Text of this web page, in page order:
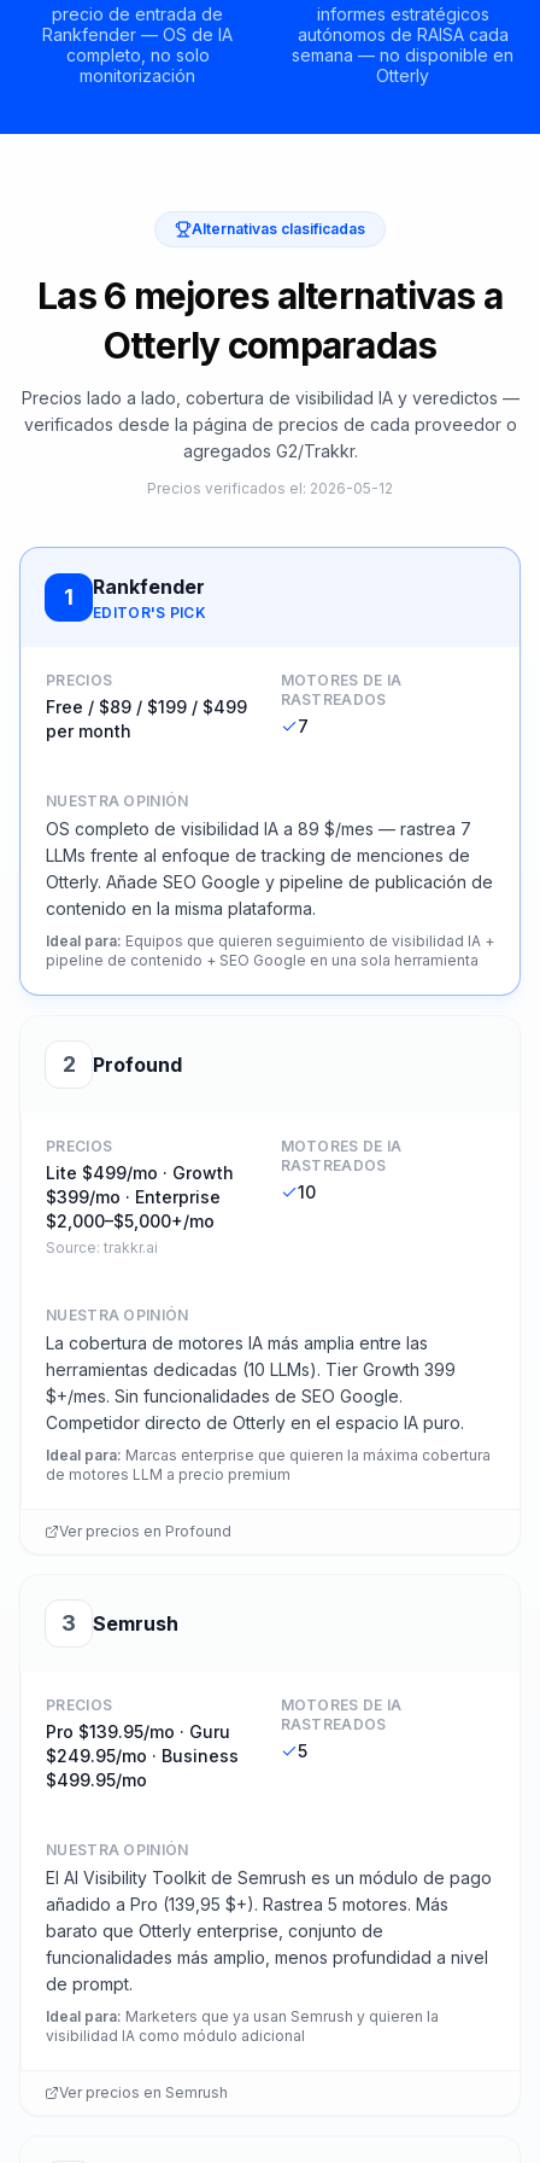
precio de entrada de
Rankfender — OS de IA
completo, no solo
monitorización
informes estratégicos
autónomos de RAISA cada
semana — no disponible en
Otterly
Alternativas clasificadas
Las 6 mejores alternativas a
Otterly comparadas
Precios lado a lado, cobertura de visibilidad IA y veredictos —
verificados desde la página de precios de cada proveedor o
agregados G2/Trakkr.
Precios verificados el: 2026-05-12
1 Rankfender
EDITOR'S PICK
PRECIOS
Free / $89 / $199 / $499
per month
MOTORES DE IA
RASTREADOS
7
NUESTRA OPINIÓN
OS completo de visibilidad IA a 89 $/mes — rastrea 7
LLMs frente al enfoque de tracking de menciones de
Otterly. Añade SEO Google y pipeline de publicación de
contenido en la misma plataforma.
Ideal para: Equipos que quieren seguimiento de visibilidad IA +
pipeline de contenido + SEO Google en una sola herramienta
2 Profound
PRECIOS
Lite $499/mo · Growth
$399/mo · Enterprise
$2,000–$5,000+/mo
Source: trakkr.ai
MOTORES DE IA
RASTREADOS
10
NUESTRA OPINIÓN
La cobertura de motores IA más amplia entre las
herramientas dedicadas (10 LLMs). Tier Growth 399
$+/mes. Sin funcionalidades de SEO Google.
Competidor directo de Otterly en el espacio IA puro.
Ideal para: Marcas enterprise que quieren la máxima cobertura
de motores LLM a precio premium
Ver precios en Profound
3 Semrush
PRECIOS
Pro $139.95/mo · Guru
$249.95/mo · Business
$499.95/mo
MOTORES DE IA
RASTREADOS
5
NUESTRA OPINIÓN
El AI Visibility Toolkit de Semrush es un módulo de pago
añadido a Pro (139,95 $+). Rastrea 5 motores. Más
barato que Otterly enterprise, conjunto de
funcionalidades más amplio, menos profundidad a nivel
de prompt.
Ideal para: Marketers que ya usan Semrush y quieren la
visibilidad IA como módulo adicional
Ver precios en Semrush